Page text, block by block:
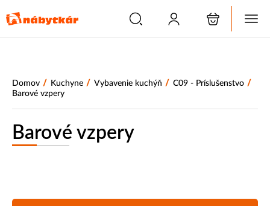
Domov / Kuchyne / Vybavenie kuchýň / C09 - Príslušenstvo /
Barové vzpery
Barové vzpery